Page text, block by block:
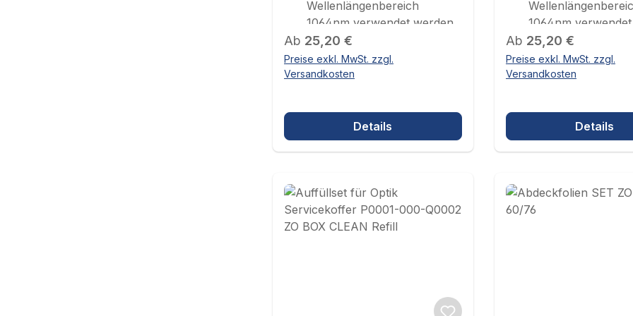
Wellenlängenbereich
1064nm verwendet werden
Regulärer Preis:
Ab 25,20 €
Preise exkl. MwSt. zzgl.
Versandkosten
Details
1064nm
Kompatibel mit IDM-
Anwendungen
transparent
Regulärer Preis:
Ab 25,20 €
Preise exkl. MwSt. zzgl.
Versandkosten
Details